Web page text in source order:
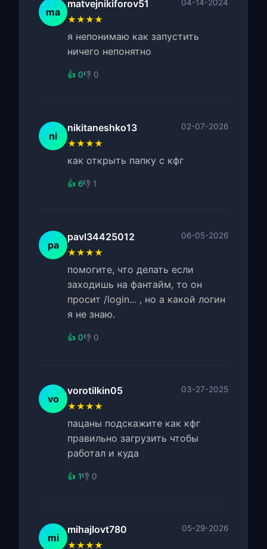
ma
matvejnikiforov51 04-14-2024
★★★★
я непонимаю как запустить
ничего непонятно
👍 0👎 0
ni
nikitaneshko13 02-07-2026
★★★★
как открыть папку с кфг
👍 6👎 1
pa
pavl34425012 06-05-2026
★★★★
помогите, что делать если
заходишь на фантайм, то он
просит /login... , но а какой логин
я не знаю.
👍 0👎 0
vo
vorotilkin05 03-27-2025
★★★★
пацаны подскажите как кфг
правильно загрузить чтобы
работал и куда
👍 1👎 0
mi
mihajlovt780 05-29-2026
★★★★